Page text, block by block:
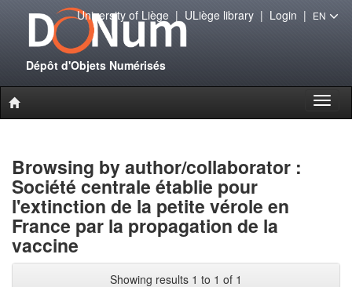
Dépôt d'Objets Numérisés
University of Liège| ULiège library| Login | EN
Browsing by author/collaborator :
Société centrale établie pour
l'extinction de la petite vérole en
France par la propagation de la
vaccine
Showing results 1 to 1 of 1